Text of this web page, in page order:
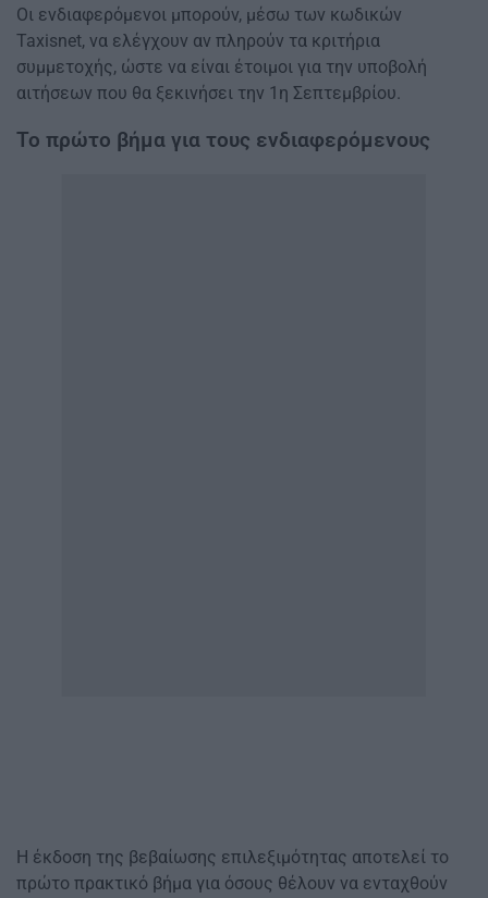
Οι ενδιαφερόμενοι μπορούν, μέσω των κωδικών
Taxisnet, να ελέγχουν αν πληρούν τα κριτήρια
συμμετοχής, ώστε να είναι έτοιμοι για την υποβολή
αιτήσεων που θα ξεκινήσει την 1η Σεπτεμβρίου.
Το πρώτο βήμα για τους ενδιαφερόμενους
Η έκδοση της βεβαίωσης επιλεξιμότητας αποτελεί το
πρώτο πρακτικό βήμα για όσους θέλουν να ενταχθούν